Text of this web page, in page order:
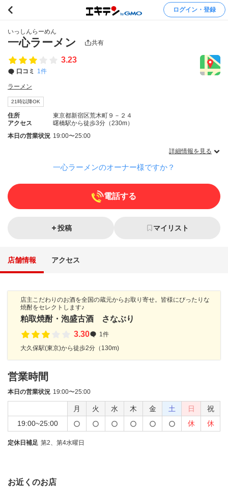
ログイン・登録
いっしんらーめん
一心ラーメン 共有
3.23
口コミ 1件
ラーメン
21時以降OK
住所
東京都新宿区荒木町９－２４
アクセス
曙橋駅から徒歩3分（230m）
本日の営業状況 19:00〜25:00
詳細情報を見る
一心ラーメンのオーナー様ですか？
電話する
投稿 マイリスト
店舗情報 アクセス
店主こだわりのお酒を全国の蔵元からお取り寄せ。皆様にぴったりな
焼酎をセレクトします♪
粕取焼酎・泡盛古酒 さなぶり
3.30
1件
大久保駅(東京)から徒歩2分（130m)
営業時間
本日の営業状況 19:00〜25:00
月 火 水 木 金 土 日
祝
19:00~25:00
休 休
定休日補足 第2、第4水曜日
お近くのお店